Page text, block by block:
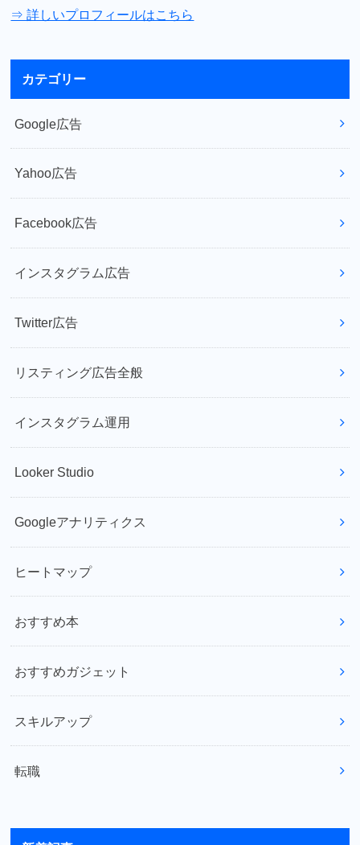
⇒ 詳しいプロフィールはこちら
カテゴリー
Google広告
Yahoo広告
Facebook広告
インスタグラム広告
Twitter広告
リスティング広告全般
インスタグラム運用
Looker Studio
Googleアナリティクス
ヒートマップ
おすすめ本
おすすめガジェット
スキルアップ
転職